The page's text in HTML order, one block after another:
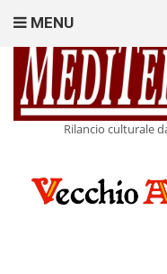
Rilancio culturale
MENU